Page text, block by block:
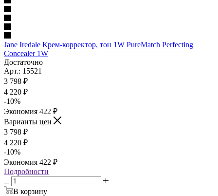
Jane Iredale Крем-корректор, тон 1W PureMatch Perfecting
Concealer 1W
Достаточно
Арт.: 15521
3 798 ₽
4 220 ₽
-10%
Экономия 422 ₽
Варианты цен
3 798 ₽
4 220 ₽
-10%
Экономия 422 ₽
Подробности
В корзину